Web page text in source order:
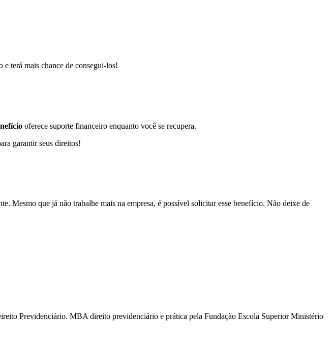
terá mais chance de consegui-los!
oferece suporte financeiro enquanto você se recupera.
garantir seus direitos!
Mesmo que já não trabalhe mais na empresa, é possível solicitar esse benefício. Não deixe de
Previdenciário. MBA direito previdenciário e prática pela Fundação Escola Superior Ministério